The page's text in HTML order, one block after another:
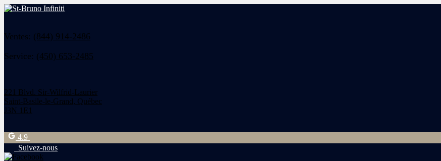
Ventes: (844) 914-2486
Service: (450) 653-2485
221 Blvd. Sir-Wilfrid-Laurier
Saint-Basile-le-Grand, Québec
J3N 1E1
4.9
Suivez-nous